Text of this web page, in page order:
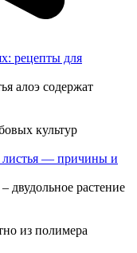
рецепты для
алоэ содержат
культур
листья — причины и
двудольное растение
из полимера